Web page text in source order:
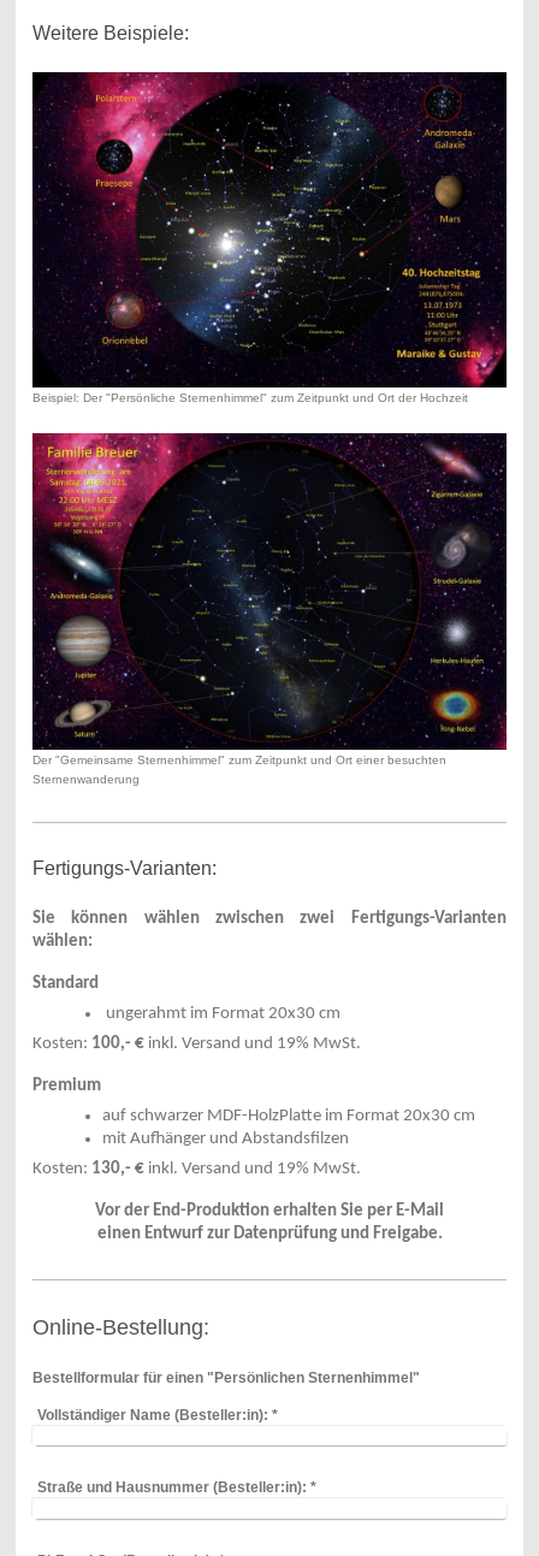
Weitere Beispiele:
Beispiel: Der "Persönliche Sternenhimmel" zum Zeitpunkt und Ort der Hochzeit
Der "Gemeinsame Sternenhimmel" zum Zeitpunkt und Ort einer besuchten
Sternenwanderung
Fertigungs-Varianten:
Sie können wählen zwischen zwei Fertigungs-Varianten
wählen:
Standard
ungerahmt im Format 20x30 cm
Kosten: 100,- €inkl. Versand und 19% MwSt.
Premium
auf schwarzer MDF-HolzPlatte im Format 20x30 cm
mit Aufhänger und Abstandsfilzen
Kosten: 130,- €inkl. Versand und 19% MwSt.
Vor der End-Produktion erhalten Sie per E-Mail
einen Entwurf zur Datenprüfung und Freigabe.
Online-Bestellung:
Bestellformular für einen "Persönlichen Sternenhimmel"
Vollständiger Name (Besteller:in): *
Straße und Hausnummer (Besteller:in): *